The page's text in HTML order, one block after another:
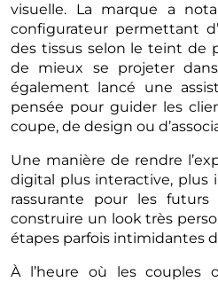
visuelle. La marque a
configurateur permettant
des tissus selon le teint de
de mieux se projeter
également lancé une
pensée pour guider les
coupe, de design ou
Une manière de rendre
digital plus interactive,
rassurante pour les
construire un look très
étapes parfois intimidantes
À l’heure où les couples